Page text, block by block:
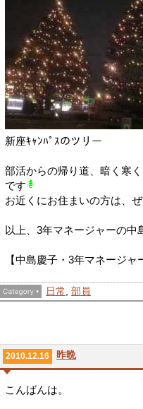
新座ｷｬﾝﾊﾟｽのツリー
部活からの帰り道、暗く寒
です
お近くにお住まいの方は、
以上、3年マネージャーの中
【中島慶子・3年マネージ
日常 , 部員
2010.12.16 昨晩
こんばんは。